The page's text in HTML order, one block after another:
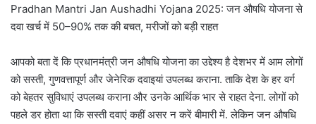
Pradhan Mantri Jan Aushadhi Yojana 2025: जन औषधि योजना से
दवा खर्च में 50–90% तक की बचत, मरीजों को बड़ी राहत
आपको बता दें कि प्रधानमंत्री जन औषधि योजना का उद्देश्य है देशभर में आम लोगों
को सस्ती, गुणवत्तापूर्ण और जेनेरिक दवाइयां उपलब्ध कराना. ताकि देश के हर वर्ग
को बेहतर सुविधाएं उपलब्ध कराना और उनके आर्थिक भार से राहत देना. लोगों को
पहले डर होता था कि सस्ती दवाएं कहीं असर न करें बीमारी में. लेकिन जन औषधि